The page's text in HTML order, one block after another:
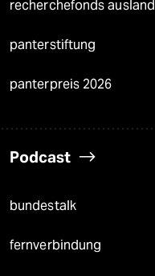
recherchefonds ausland
panterstiftung
panterpreis 2026
Podcast
bundestalk
fernverbindung